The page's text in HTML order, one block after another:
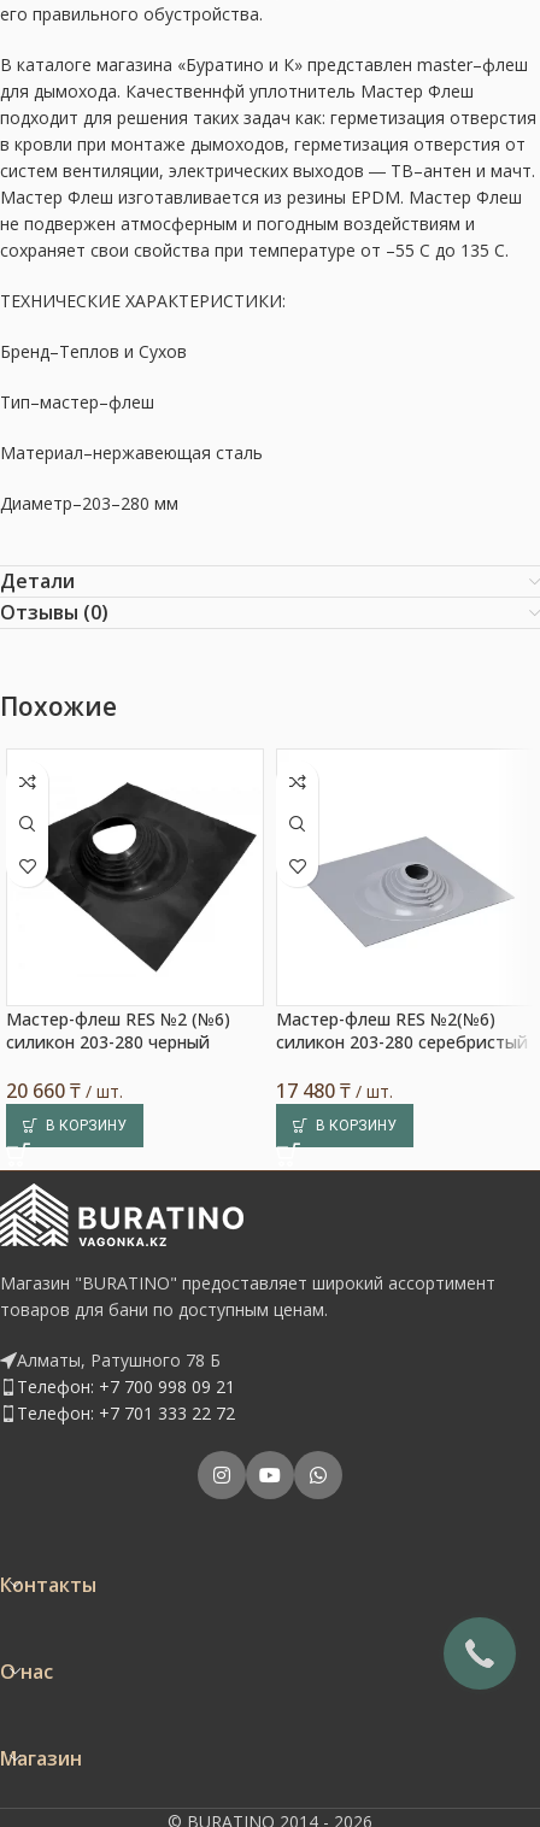
его правильного обустройства.
В каталоге магазина «Буратино и К» представлен master–флеш
для дымохода. Качественнфй уплотнитель Мастер Флеш
подходит для решения таких задач как: герметизация отверстия
в кровли при монтаже дымоходов, герметизация отверстия от
систем вентиляции, электрических выходов ― ТВ–антен и мачт.
Мастер Флеш изготавливается из резины EPDM. Мастер Флеш
не подвержен атмосферным и погодным воздействиям и
сохраняет свои свойства при температуре от –55 С до 135 С.
ТЕХНИЧЕСКИЕ ХАРАКТЕРИСТИКИ:
Бренд–Теплов и Сухов
Тип–мастер–флеш
Материал–нержавеющая сталь
Диаметр–203–280 мм
Детали
Отзывы (0)
Похожие
Мастер-флеш RES №2 (№6)
силикон 203-280 черный
20 660₸ / шт.
В КОРЗИНУ
Мастер-флеш RES №2(№6)
силикон 203-280 серебристый
17 480₸ / шт.
В КОРЗИНУ
Магазин "BURATINO" предоставляет широкий ассортимент
товаров для бани по доступным ценам.
Алматы, Ратушного 78 Б
Телефон: +7 700 998 09 21
Телефон: +7 701 333 22 72
Контакты
О нас
Магазин
© BURATINO 2014 - 2026